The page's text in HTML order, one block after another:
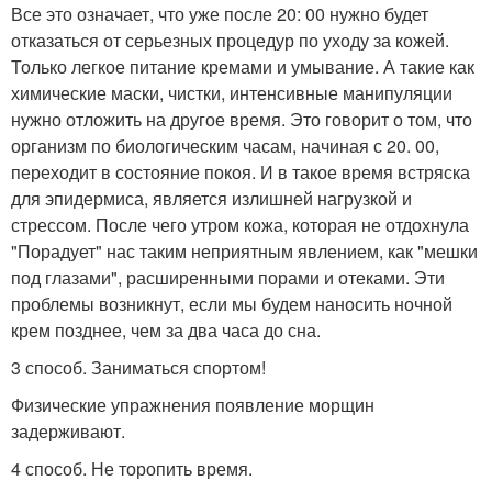
Все это означает, что уже после 20: 00 нужно будет
отказаться от серьезных процедур по уходу за кожей.
Только легкое питание кремами и умывание. А такие как
химические маски, чистки, интенсивные манипуляции
нужно отложить на другое время. Это говорит о том, что
организм по биологическим часам, начиная с 20. 00,
переходит в состояние покоя. И в такое время встряска
для эпидермиса, является излишней нагрузкой и
стрессом. После чего утром кожа, которая не отдохнула
"Порадует" нас таким неприятным явлением, как "мешки
под глазами", расширенными порами и отеками. Эти
проблемы возникнут, если мы будем наносить ночной
крем позднее, чем за два часа до сна.
3 способ. Заниматься спортом!
Физические упражнения появление морщин
задерживают.
4 способ. Не торопить время.